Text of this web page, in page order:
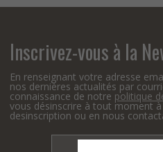
Inscrivez-vous à la
En renseignant votre adresse
nos dernières actualités par
connaissance de notre politique
vous désinscrire à tout moment à
desinscription ou en nous